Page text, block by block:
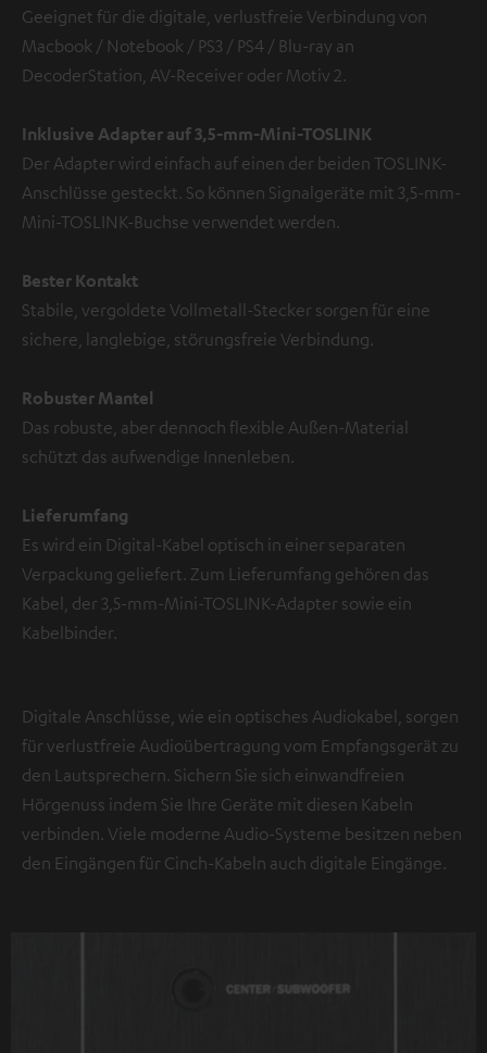
Geeignet für die digitale, verlustfreie Verbindung von
Macbook / Notebook / PS3 / PS4 / Blu-ray an
DecoderStation, AV-Receiver oder Motiv 2.
Inklusive Adapter auf 3,5-mm-Mini-TOSLINK
Der Adapter wird einfach auf einen der beiden TOSLINK-
Anschlüsse gesteckt. So können Signalgeräte mit 3,5-mm-
Mini-TOSLINK-Buchse verwendet werden.
Bester Kontakt
Stabile, vergoldete Vollmetall-Stecker sorgen für eine
sichere, langlebige, störungsfreie Verbindung.
Robuster Mantel
Das robuste, aber dennoch flexible Außen-Material
schützt das aufwendige Innenleben.
Lieferumfang
Es wird ein Digital-Kabel optisch in einer separaten
Verpackung geliefert. Zum Lieferumfang gehören das
Kabel, der 3,5-mm-Mini-TOSLINK-Adapter sowie ein
Kabelbinder.
Digitale Anschlüsse, wie ein optisches Audiokabel, sorgen
für verlustfreie Audioübertragung vom Empfangsgerät zu
den Lautsprechern. Sichern Sie sich einwandfreien
Hörgenuss indem Sie Ihre Geräte mit diesen Kabeln
verbinden. Viele moderne Audio-Systeme besitzen neben
den Eingängen für Cinch-Kabeln auch digitale Eingänge.